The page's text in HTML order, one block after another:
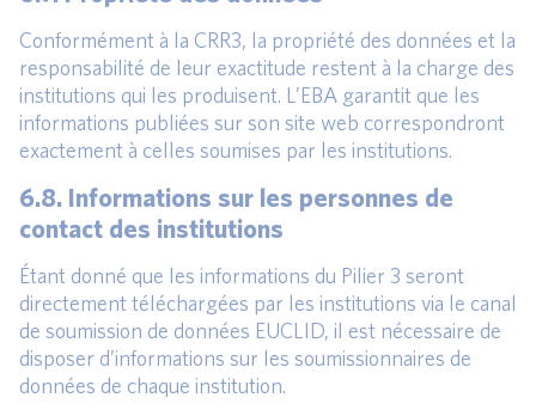
Conformément à la CRR3, la propriété des données et la
responsabilité de leur exactitude restent à la charge des
institutions qui les produisent. L’EBA garantit que les
informations publiées sur son site web correspondront
exactement à celles soumises par les institutions.
6.8. Informations sur les personnes de
contact des institutions
Étant donné que les informations du Pilier 3 seront
directement téléchargées par les institutions via le canal
de soumission de données EUCLID, il est nécessaire de
disposer d’informations sur les soumissionnaires de
données de chaque institution.